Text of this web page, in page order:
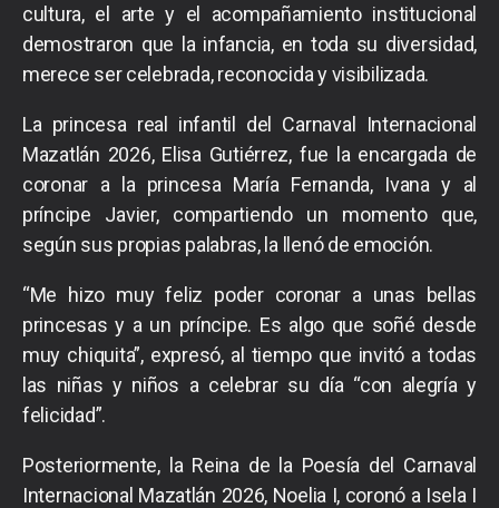
cultura, el arte y el acompañamiento institucional
demostraron que la infancia, en toda su diversidad,
merece ser celebrada, reconocida y visibilizada.
La princesa real infantil del Carnaval Internacional
Mazatlán 2026, Elisa Gutiérrez, fue la encargada de
coronar a la princesa María Fernanda, Ivana y al
príncipe Javier, compartiendo un momento que,
según sus propias palabras, la llenó de emoción.
“Me hizo muy feliz poder coronar a unas bellas
princesas y a un príncipe. Es algo que soñé desde
muy chiquita”, expresó, al tiempo que invitó a todas
las niñas y niños a celebrar su día “con alegría y
felicidad”.
Posteriormente, la Reina de la Poesía del Carnaval
Internacional Mazatlán 2026, Noelia I, coronó a Isela I